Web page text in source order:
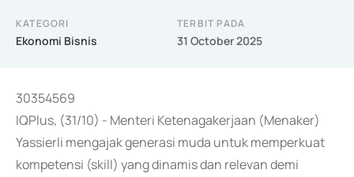
KATEGORI
Ekonomi Bisnis
TERBIT PADA
31 October 2025
30354569
IQPlus, (31/10) - Menteri Ketenagakerjaan (Menaker)
Yassierli mengajak generasi muda untuk memperkuat
kompetensi (skill) yang dinamis dan relevan demi